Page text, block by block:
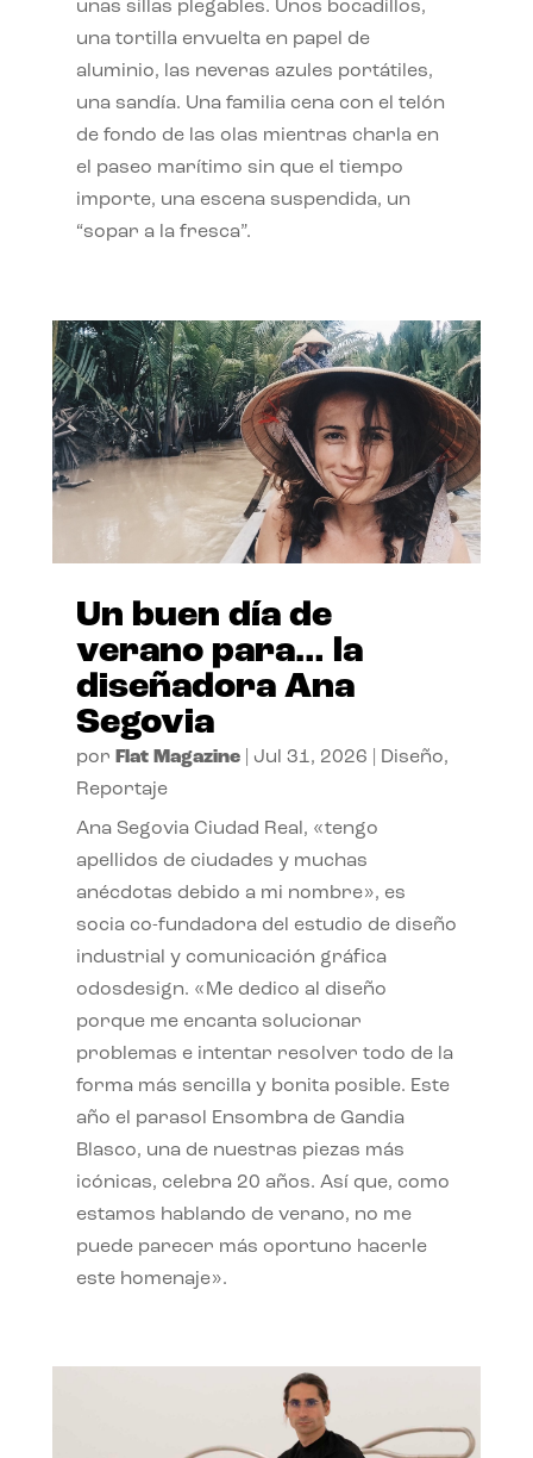
unas sillas plegables. Unos bocadillos,
una tortilla envuelta en papel de
aluminio, las neveras azules portátiles,
una sandía. Una familia cena con el telón
de fondo de las olas mientras charla en
el paseo marítimo sin que el tiempo
importe, una escena suspendida, un
“sopar a la fresca”.
Un buen día de
verano para… la
diseñadora Ana
Segovia
por Flat Magazine| Jul 31, 2026 Diseño,
Reportaje
Ana Segovia Ciudad Real, «tengo
apellidos de ciudades y muchas
anécdotas debido a mi nombre», es
socia co-fundadora del estudio de diseño
industrial y comunicación gráfica
odosdesign. «Me dedico al diseño
porque me encanta solucionar
problemas e intentar resolver todo de la
forma más sencilla y bonita posible. Este
año el parasol Ensombra de Gandia
Blasco, una de nuestras piezas más
icónicas, celebra 20 años. Así que, como
estamos hablando de verano, no me
puede parecer más oportuno hacerle
este homenaje».